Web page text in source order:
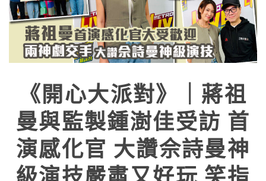
《開心大派對》｜蔣祖
曼與監製鍾澍佳受訪 首
演感化官 大讚佘詩曼神
級演技嚴肅又好玩 笑指